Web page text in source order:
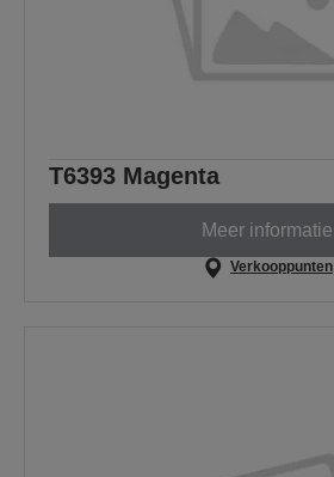
T6393 Magenta
Meer informatie
Verkooppunten